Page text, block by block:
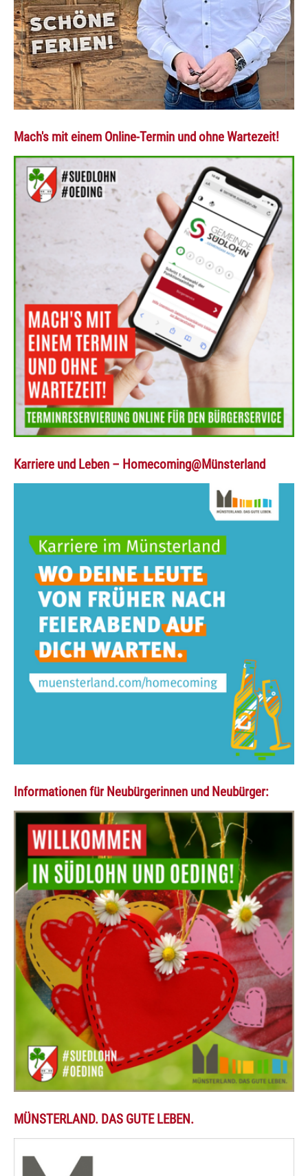
Mach's mit einem Online-Termin und ohne Wartezeit!
Karriere und Leben – Homecoming@Münsterland
Informationen für Neubürgerinnen und Neubürger:
MÜNSTERLAND. DAS GUTE LEBEN.